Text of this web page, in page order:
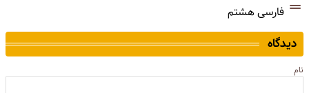
فارسی هشتم
دیدگاه
نام